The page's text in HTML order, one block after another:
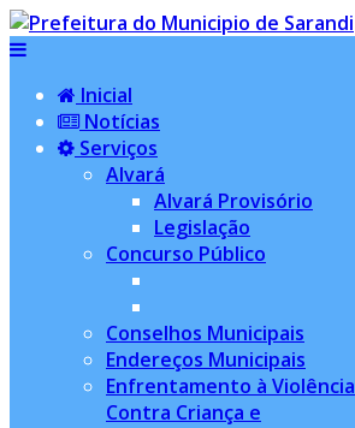
Inicial
Notícias
Serviços
Alvará
Alvará Provisório
Legislação
Concurso Público
Conselhos Municipais
Endereços Municipais
Enfrentamento à Violência
Contra Criança e